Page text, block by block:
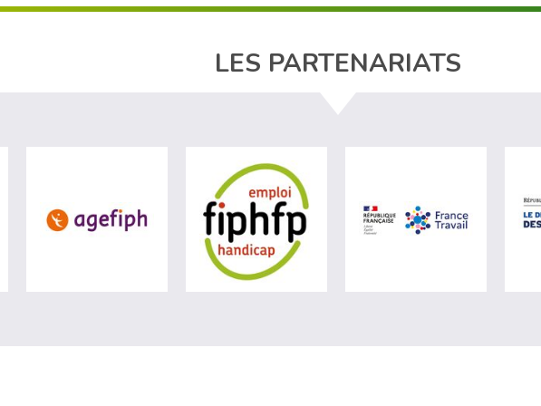
LES PARTENARIATS
visiter les site de Ministère du travail (nouvelle fenêtre)
visiter les site de Agefiph (nouvelle fenêtre)visiter les site de Fiphfp (nouvellevisiter les